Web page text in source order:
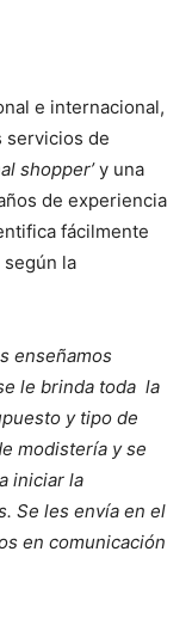
e internacional,
servicios de
shopper’y una
de experiencia
fácilmente
la
enseñamos
le brinda toda la
y tipo de
modistería y se
iniciar la
Se les envía en el
en comunicación